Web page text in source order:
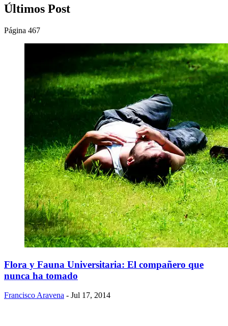
Últimos Post
Página 467
Flora y Fauna Universitaria: El compañero que
nunca ha tomado
Francisco Aravena - Jul 17, 2014